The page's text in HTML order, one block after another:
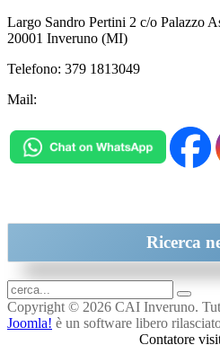
Largo Sandro Pertini 2 c/o Palazzo
20001 Inveruno (MI)
Telefono: 379 1813049
Mail:
Ricerca
Copyright © 2026 CAI Inveruno.
Joomla! è un software libero
Contatore